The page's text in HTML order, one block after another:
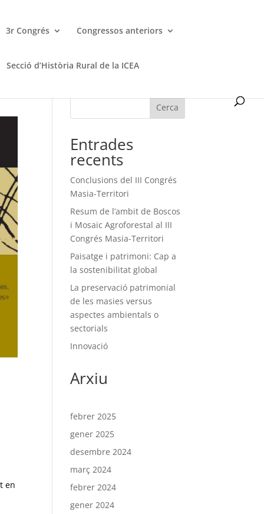
3r Congrés Congressos anteriors
Secció d’Història Rural de la ICEA
en
Cerca
Entrades
recents
Conclusions del III Congrés
Masia-Territori
Resum de l’ambit de Boscos
i Mosaic Agroforestal al III
Congrés Masia-Territori
Paisatge i patrimoni: Cap a
la sostenibilitat global
La preservació patrimonial
de les masies versus
aspectes ambientals o
sectorials
Innovació
Arxiu
febrer 2025
gener 2025
desembre 2024
març 2024
febrer 2024
gener 2024